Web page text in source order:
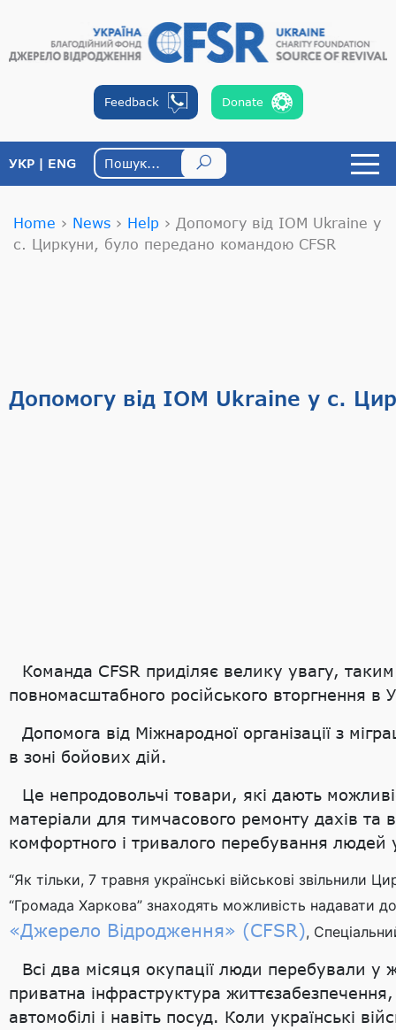
Feedback Donate
УКР ENG
Home › News › Help › Допомогу від IOM Ukraine у
с. Циркуни, було передано командою CFSR
Допомогу від IOM Ukraine у с.
Команда CFSR приділяє велику увагу,
повномасштабного російського вторгнення в
Допомога від Міжнародної організації з
в зоні бойових дій.
Це непродовольчі товари, які дають
матеріали для тимчасового ремонту дахів та
комфортного і тривалого перебування
“Як тільки, 7 травня українські військові
“Громада Харкова” знаходять можливість надавати
«Джерело Відродження» (CFSR),
Всі два місяця окупації люди перебували
приватна інфраструктура
автомобілі і навіть посуд. Коли українські